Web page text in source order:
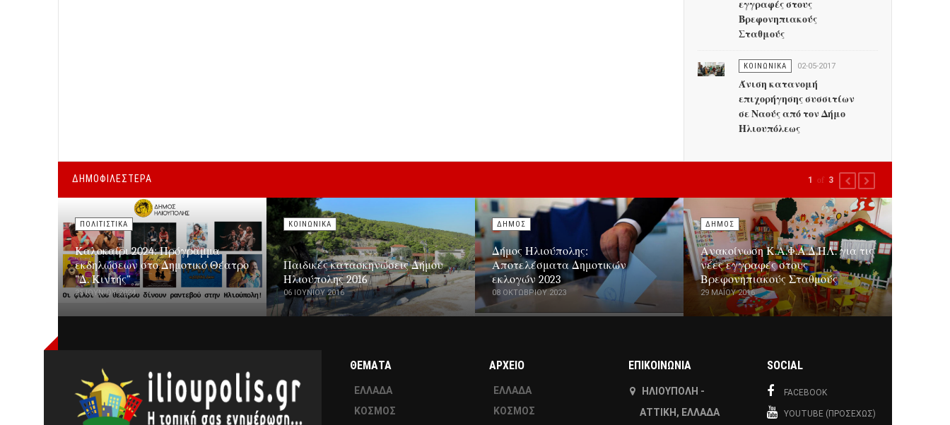
εγγραφές στους
Βρεφονηπιακούς
Σταθμούς
ΚΟΙΝΩΝΙΚΑ 02-05-2017
Άνιση κατανομή
επιχορήγησης συσσιτίων
σε Ναούς από τον Δήμο
Ηλιουπόλεως
ΔΗΜΟΦΙΛΕΣΤΕΡΑ
ΠΟΛΙΤΙΣΤΙΚΑ
Καλοκαίρι 2024: Πρόγραμμα
εκδηλώσεων στο Δημοτικό Θέατρο
"Δ. Κιντής"
25 ΙΟΥΝΊΟΥ 2024
ΚΟΙΝΩΝΙΚΑ
Παιδικές κατασκηνώσεις Δήμου
Ηλιούπολης 2016
06 ΙΟΥΝΊΟΥ 2016
ΔΗΜΟΣ
Δήμος Ηλιούπολης:
Αποτελέσματα Δημοτικών
εκλογών 2023
08 ΟΚΤΩΒΡΊΟΥ 2023
ΔΗΜΟΣ
Ανακοίνωση Κ.Α.Φ.Α.Δ.ΗΛ. για τις
νέες εγγραφές στους
Βρεφονηπιακούς Σταθμούς
29 ΜΑΪ́ΟΥ 2016
1 of 3 PREVIOUS
NEXT
ΘΕΜΑΤΑ
ΕΛΛΑΔΑ
ΚΟΣΜΟΣ
ΑΡΧΕΙΟ
ΕΛΛΑΔΑ
ΚΟΣΜΟΣ
ΕΠΙΚΟΙΝΩΝΙΑ
ΗΛΙΟΎΠΟΛΗ -
ΑΤΤΙΚΉ, ΕΛΛΆΔΑ
SOCIAL
FACEBOOK
YOUTUBE (ΠΡΟΣΕΧΏΣ)